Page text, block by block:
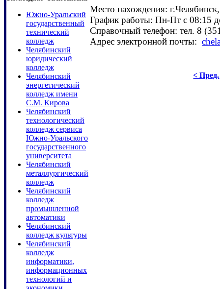
Южно-Уральский
государственный
технический
колледж
Челябинский
юридический
колледж
Челябинский
энергетический
колледж имени
С.М. Кирова
Челябинский
технологический
колледж сервиса
Южно-Уральского
государственного
университета
Челябинский
металлургический
колледж
Челябинский
колледж
промышленной
автоматики
Челябинский
колледж культуры
Челябинский
колледж
информатики,
информационных
технологий и
Место нахождения:
График работы: Пн-Пт с 08:15
Справочный телефон: тел. 8
Адрес электронной почты:
< Пред.